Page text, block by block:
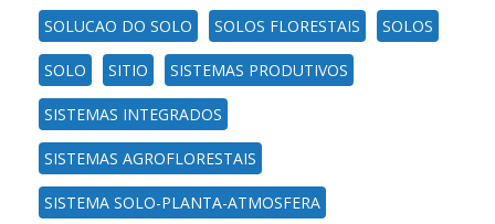
SOLUCAO DO SOLO SOLOS FLORESTAIS SOLOS
SOLO SITIO SISTEMAS PRODUTIVOS
SISTEMAS INTEGRADOS
SISTEMAS AGROFLORESTAIS
SISTEMA SOLO-PLANTA-ATMOSFERA